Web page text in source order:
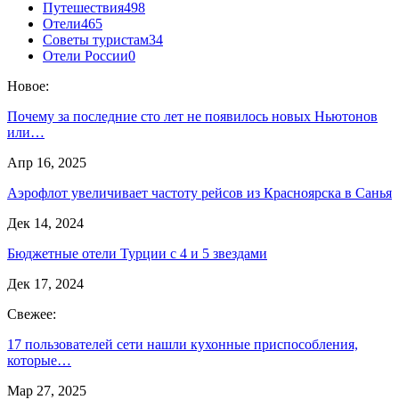
Путешествия498
Отели465
Советы туристам34
Отели России0
Новое:
Почему за последние сто лет не появилось новых Ньютонов
или…
Апр 16, 2025
Аэрофлот увеличивает частоту рейсов из Красноярска в Санья
Дек 14, 2024
Бюджетные отели Турции с 4 и 5 звездами
Дек 17, 2024
Свежее:
17 пользователей сети нашли кухонные приспособления,
которые…
Мар 27, 2025